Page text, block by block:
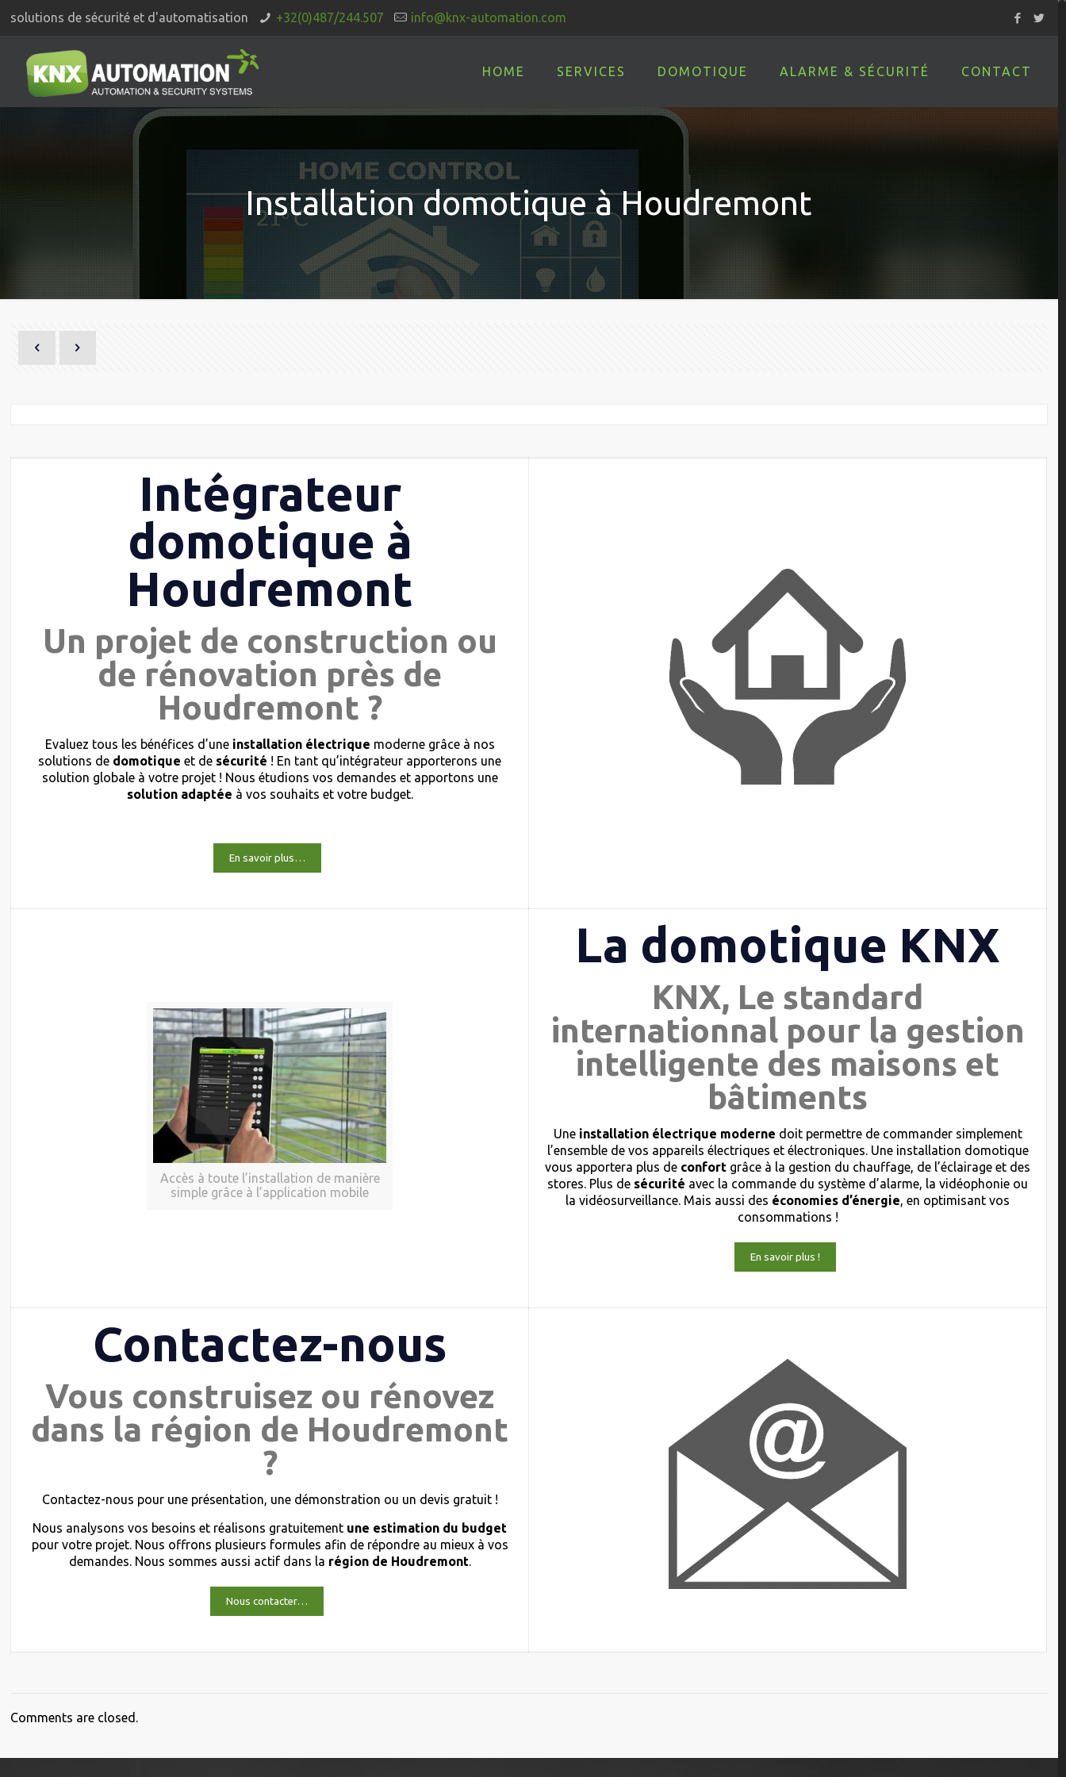
solutions de sécurité et d'automatisation +32(0)487/244.507 info@knx-automation.com
HOME SERVICES DOMOTIQUE ALARME & SÉCURITÉ CONTACT
Installation domotique à Houdremont
Intégrateur
domotique à
Houdremont
Un projet de construction ou
de rénovation près de
Houdremont ?
Evaluez tous les bénéfices d’uneinstallation électrique moderne grâce à nos
solutions de domotique et de sécurité ! En tant qu’intégrateur apporterons une
solution globale à votre projet ! Nous étudions vos demandes et apportons une
solution adaptée à vos souhaits et votre budget.
En savoir plus…
Accès à toute l’installation de manière
simple grâce à l’application mobile
La domotique KNX
KNX, Le standard
internationnal pour la gestion
intelligente des maisons et
bâtiments
Une installation électrique moderne doit permettre de commander simplement
l’ensemble de vos appareils électriques et électroniques. Une installation domotique
vous apportera plus de confort grâce à la gestion du chauffage, de l’éclairage et des
stores. Plus de sécurité avec la commande du système d’alarme, la vidéophonie ou
la vidéosurveillance. Mais aussi des économies d’énergie, en optimisant vos
consommations !
En savoir plus !
Contactez-nous
Vous construisez ou rénovez
dans la région de Houdremont
?
Contactez-nous pour une présentation, une démonstration ou un devis gratuit !
Nous analysons vos besoins et réalisons gratuitement une estimation du budget
pour votre projet. Nous offrons plusieurs formules afin de répondre au mieux à vos
demandes. Nous sommes aussi actif dans la région de Houdremont.
Nous contacter…
Comments are closed.